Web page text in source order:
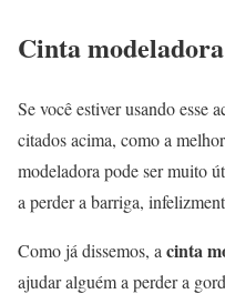
Cinta
Se você estiver usando esse
citados acima, como a
modeladora pode ser muito
a perder a barriga,
Como já dissemos, acinta
ajudar alguém a perder a